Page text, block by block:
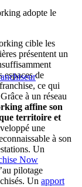
adopte le
cible les
présentent un
espaces de
ce qui
à un réseau
affine son
territoire et
une
à son
Un
Now
pilotage
Un apport